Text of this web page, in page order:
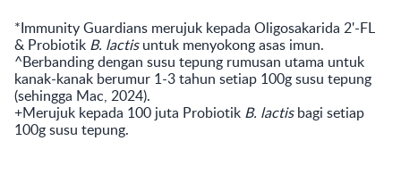
*Immunity Guardians merujuk kepada Oligosakarida 2'-FL
& Probiotik B. lactisuntuk menyokong asas imun.
^Berbanding dengan susu tepung rumusan utama untuk
kanak-kanak berumur 1-3 tahun setiap 100g susu tepung
(sehingga Mac, 2024).
+Merujuk kepada 100 juta Probiotik B. lactisbagi setiap
100g susu tepung.